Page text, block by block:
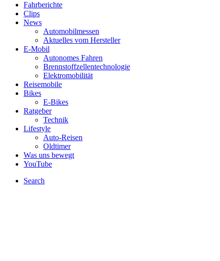
Fahrberichte
Clips
News
Automobilmessen
Aktuelles vom Hersteller
E-Mobil
Autonomes Fahren
Brennstoffzellentechnologie
Elektromobilität
Reisemobile
Bikes
E-Bikes
Ratgeber
Technik
Lifestyle
Auto-Reisen
Oldtimer
Was uns bewegt
YouTube
Search